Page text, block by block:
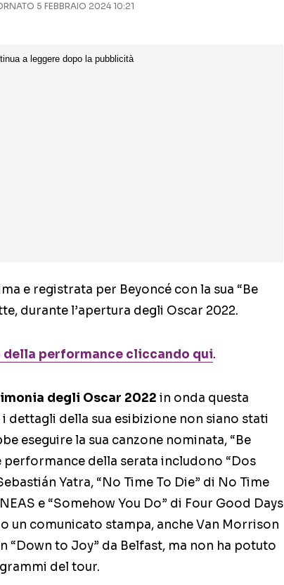
5 FEBBRAIO 2024 10:21
e registrata per Beyoncé con la sua “Be
durante l’apertura degli Oscar 2022.
performance cliccando qui.
degli Oscar 2022 in onda questa
dettagli della sua esibizione non siano stati
eseguire la sua canzone nominata, “Be
performance della serata includono “Dos
Yatra, “No Time To Die” di No Time
e “Somehow You Do” di Four Good Days
un comunicato stampa, anche Van Morrison
“Down to Joy” da Belfast, ma non ha potuto
del tour.